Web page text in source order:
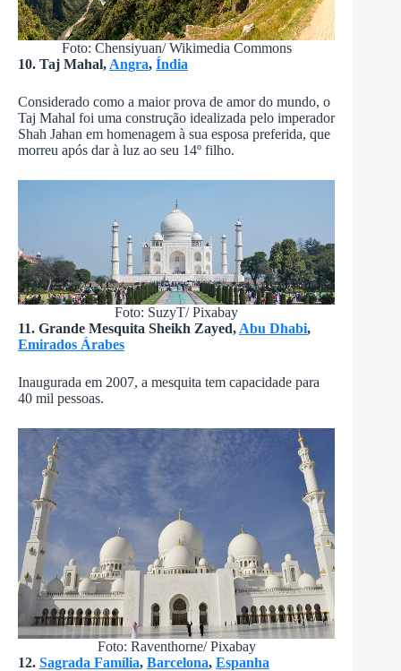
Foto: Chensiyuan/ Wikimedia Commons
10. Taj Mahal, Angra, Índia
Considerado como a maior prova de amor do mundo, o
Taj Mahal foi uma construção idealizada pelo imperador
Shah Jahan em homenagem à sua esposa preferida, que
morreu após dar à luz ao seu 14º filho.
Foto: SuzyT/ Pixabay
11. Grande Mesquita Sheikh Zayed, Abu Dhabi,
Emirados Árabes
Inaugurada em 2007, a mesquita tem capacidade para
40 mil pessoas.
Foto: Raventhorne/ Pixabay
12. Sagrada Família, Barcelona, Espanha